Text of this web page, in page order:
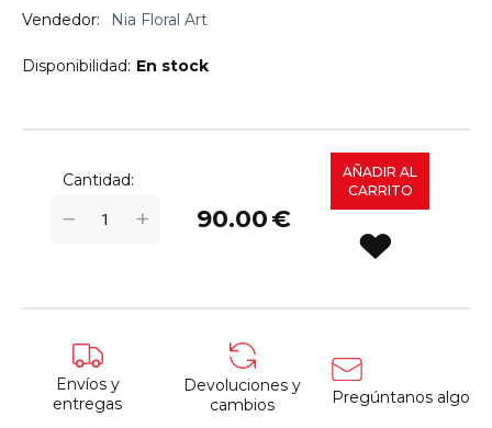
Vendedor: Nia Floral Art
Disponibilidad: En stock
Cantidad:
+
− 90.00€
AÑADIR AL
CARRITO
Envíos y
entregas
Devoluciones y
cambios
Pregúntanos algo